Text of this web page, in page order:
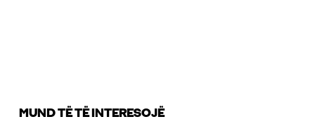
MUND TË TË INTERESOJË